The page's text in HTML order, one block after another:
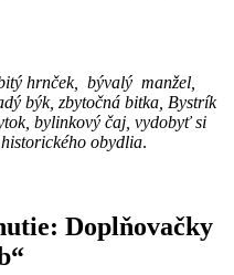
hrnček, bývalý manžel,
býk, zbytočná bitka, Bystrík
bylinkový čaj, vydobyť si
obydlia.
Doplňovačky